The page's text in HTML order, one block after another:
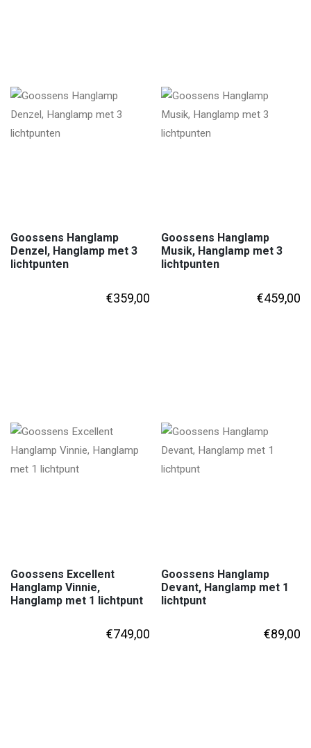
Goossens Hanglamp
Denzel, Hanglamp met 3
lichtpunten
€359,00
Goossens Hanglamp
Musik, Hanglamp met 3
lichtpunten
€459,00
Goossens Excellent
Hanglamp Vinnie,
Hanglamp met 1 lichtpunt
€749,00
Goossens Hanglamp
Devant, Hanglamp met 1
lichtpunt
€89,00